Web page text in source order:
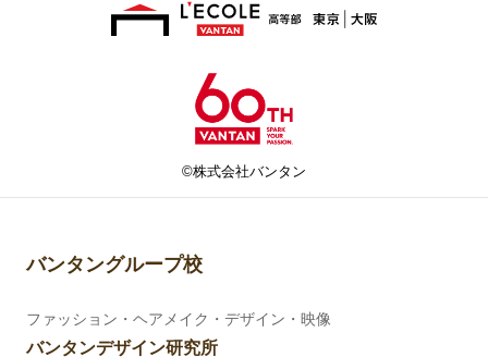
©株式会社バンタン
バンタングループ校
ファッション・ヘアメイク・デザイン・映像
バンタンデザイン研究所